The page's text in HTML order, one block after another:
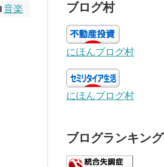
音楽 ブログ村
にほんブログ村
にほんブログ村
ブログランキング